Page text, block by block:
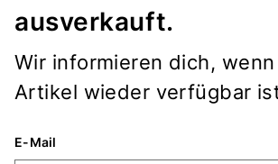
ausverkauft.
Wir informieren dich,
Artikel wieder verfügbar
E-Mail